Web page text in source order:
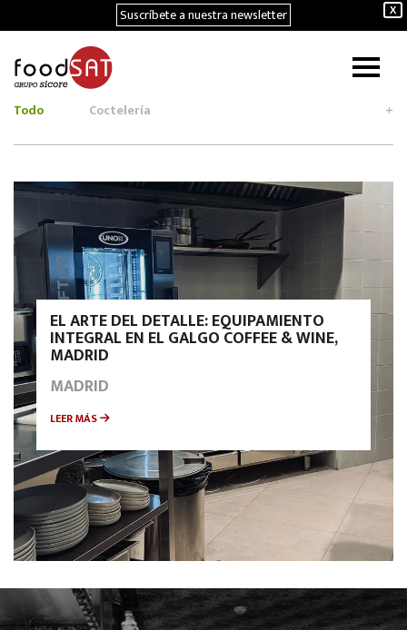
X
Suscríbete a nuestra newsletter
Todo Coctelería +
EL ARTE DEL DETALLE: EQUIPAMIENTO
INTEGRAL EN EL GALGO COFFEE & WINE,
MADRID
MADRID
LEER MÁS